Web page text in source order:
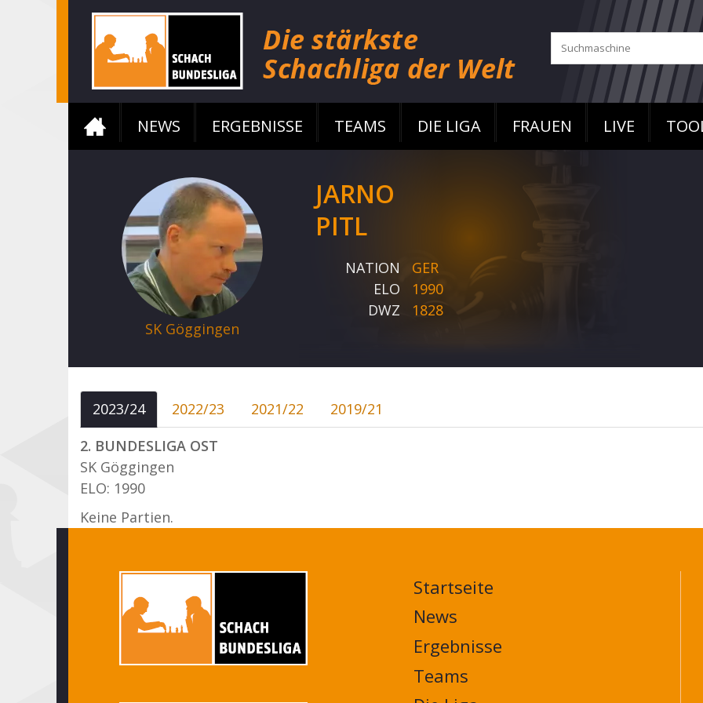
NEWS ERGEBNISSE TEAMS DIE LIGA FRAUEN LIVE
SK Göggingen
JARNO
PITL
NATION
GER
ELO
1990
DWZ
1828
2023/24 2022/23 2021/22
2019/21
2. BUNDESLIGA OST
SK Göggingen
ELO: 1990
Keine Partien.
MAIN
NAVIGATION
FOOTER
Startseite
News
Ergebnisse
Teams